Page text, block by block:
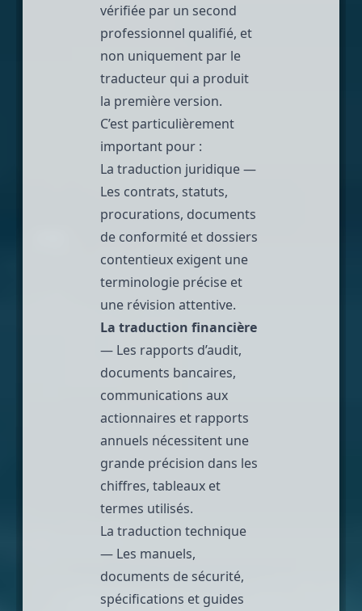
vérifiée par un second
professionnel qualifié, et
non uniquement par le
traducteur qui a produit
la première version.
C’est particulièrement
important pour :
La traduction juridique—
Les contrats, statuts,
procurations, documents
de conformité et dossiers
contentieux exigent une
terminologie précise et
une révision attentive.
La traduction financière
— Les rapports d’audit,
documents bancaires,
communications aux
actionnaires et rapports
annuels nécessitent une
grande précision dans les
chiffres, tableaux et
termes utilisés.
La traduction technique
— Les manuels,
documents de sécurité,
spécifications et guides